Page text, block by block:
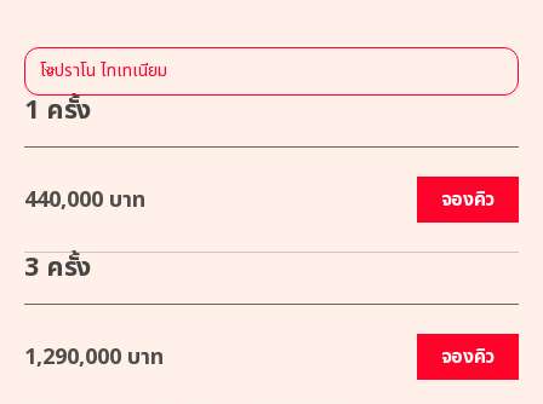
โซปราโน ไทเทเนียม
1 ครั้ง
440,000 บาท จองคิว
3 ครั้ง
1,290,000 บาท จองคิว